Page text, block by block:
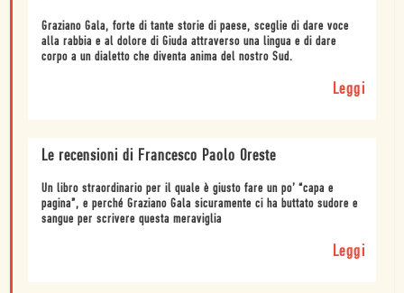
Graziano Gala, forte di tante storie di paese, sceglie di dare voce
alla rabbia e al dolore di Giuda attraverso una lingua e di dare
corpo a un dialetto che diventa anima del nostro Sud.
Leggi
Le recensioni di Francesco Paolo Oreste
Un libro straordinario per il quale è giusto fare un po’ “capa e
pagina”, e perché Graziano Gala sicuramente ci ha buttato sudore e
sangue per scrivere questa meraviglia
Leggi